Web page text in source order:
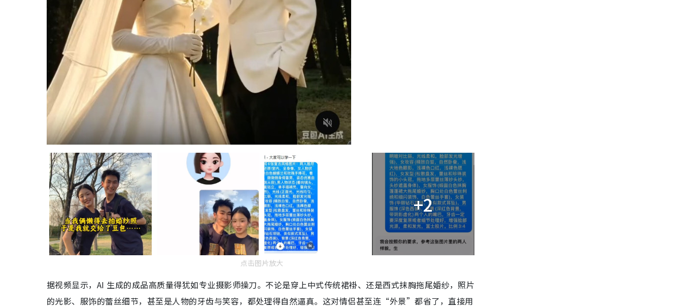
+2
点击图片放大
据视频显示，AI 生成的成品高质量得犹如专业摄影师操刀。不论是穿上中式传统裙褂、还是西式抹胸拖尾婚纱，照片
的光影、服饰的蕾丝细节，甚至是人物的牙齿与笑容，都处理得自然逼真。这对情侣甚至连“外景”都省了，直接用